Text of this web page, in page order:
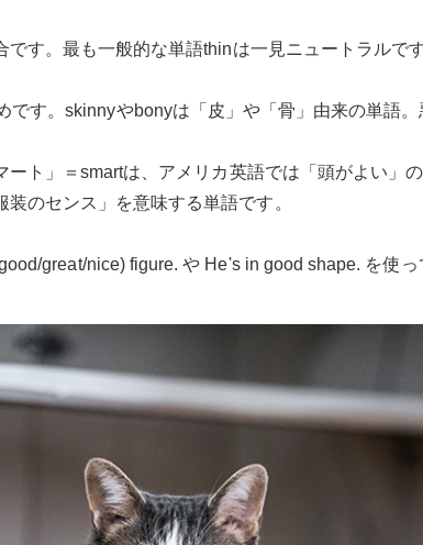
す。最も一般的な単語thinは一見ニュートラルで
です。skinnyやbonyは「皮」や「骨」由来の単語
ート」＝smartは、アメリカ英語では「頭がよい」
のセンス」を意味する単語です。
great/nice) figure. や He's in good shape. を使